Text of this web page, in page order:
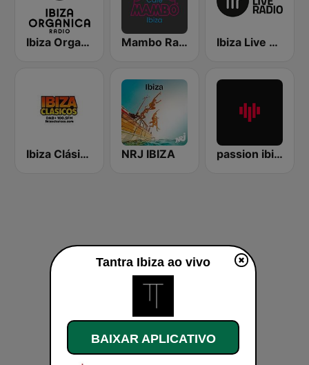
Ibiza Organica Radio Mambo Radio Ibiza Live Radio
Ibiza Clásicos NRJ IBIZA passion ibiza radio
Tantra Ibiza ao vivo
BAIXAR APLICATIVO